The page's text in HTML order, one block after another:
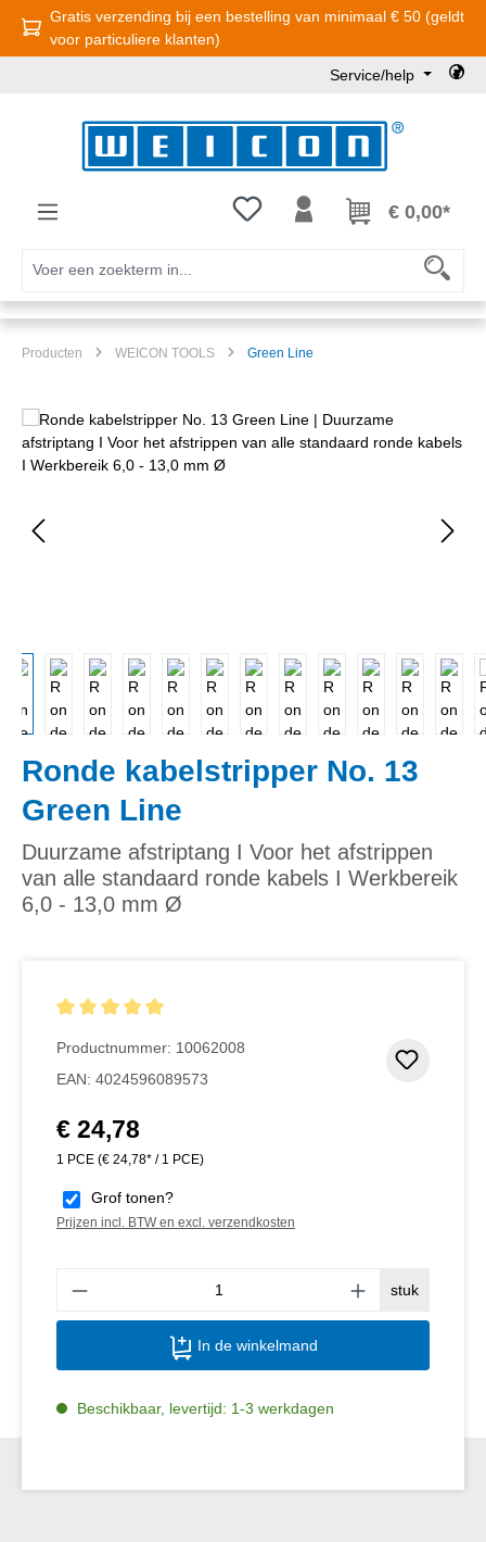
Ga naar de hoofdinhoud
Gratis verzending bij een bestelling van minimaal € 50 (geldt
voor particuliere klanten)
Service/help
Je hebt 0 items op je€ 0,00*
Producten WEICON TOOLS Green Line
Afbeeldingengalerij overslaan
Ronde kabelstripper No. 13
Green Line
Duurzame afstriptang I Voor het afstrippen
van alle standaard ronde kabels I Werkbereik
6,0 - 13,0 mm Ø
Productnummer: 10062008
EAN: 4024596089573
Normale prijs:
€ 24,78
1 PCE (€ 24,78* / 1 PCE)
Grof tonen?
Prijzen incl. BTW en excl. verzendkosten
stuk
In de winkelmand
Beschikbaar, levertijd: 1-3 werkdagen